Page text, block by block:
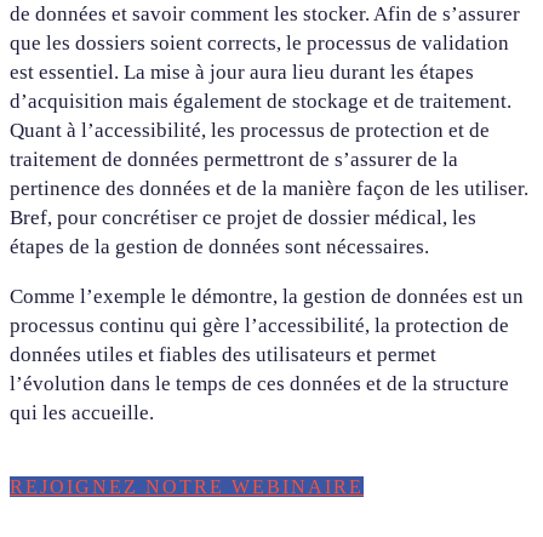
de données et savoir comment les stocker. Afin de s’assurer
que les dossiers soient corrects, le processus de validation
est essentiel. La mise à jour aura lieu durant les étapes
d’acquisition mais également de stockage et de traitement.
Quant à l’accessibilité, les processus de protection et de
traitement de données permettront de s’assurer de la
pertinence des données et de la manière façon de les utiliser.
Bref, pour concrétiser ce projet de dossier médical, les
étapes de la gestion de données sont nécessaires.
Comme l’exemple le démontre, la gestion de données est un
processus continu qui gère l’accessibilité, la protection de
données utiles et fiables des utilisateurs et permet
l’évolution dans le temps de ces données et de la structure
qui les accueille.
REJOIGNEZ NOTRE WEBINAIRE